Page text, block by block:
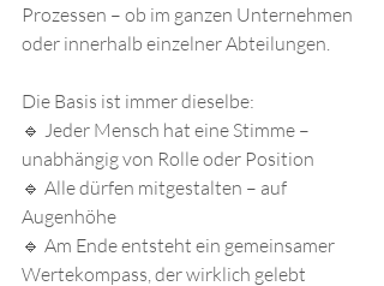
Prozessen – ob im ganzen Unternehmen
oder innerhalb einzelner Abteilungen.
Die Basis ist immer dieselbe:
🔹 Jeder Mensch hat eine Stimme –
unabhängig von Rolle oder Position
🔹 Alle dürfen mitgestalten – auf
Augenhöhe
🔹 Am Ende entsteht ein gemeinsamer
Wertekompass, der wirklich gelebt